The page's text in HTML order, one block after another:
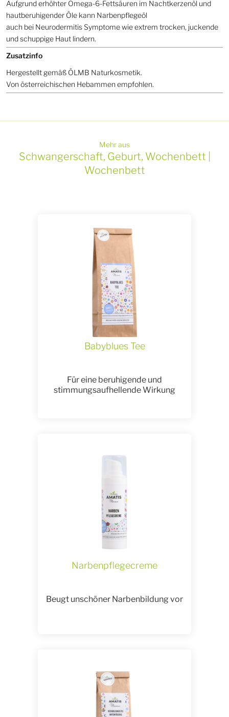
Aufgrund erhöhter Omega-6-Fettsäuren im Nachtkerzenöl und
hautberuhigender Öle kann Narbenpflegeöl
auch bei Neurodermitis Symptome wie extrem trocken, juckende
und schuppige Haut lindern.
Zusatzinfo
Hergestellt gemäß ÖLMB Naturkosmetik.
Von österreichischen Hebammen empfohlen.
Mehr aus
Schwangerschaft, Geburt, Wochenbett |
Wochenbett
Babyblues Tee
Für eine beruhigende und
stimmungsaufhellende Wirkung
Narbenpflegecreme
Beugt unschöner Narbenbildung vor